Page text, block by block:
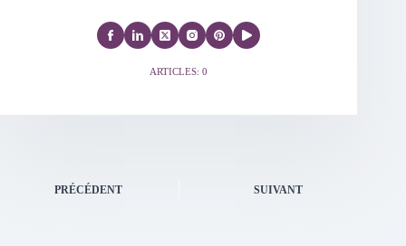
ARTICLES: 0
PRÉCÉDENT SUIVANT